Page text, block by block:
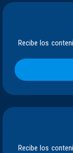
Recibe los
Recibe los